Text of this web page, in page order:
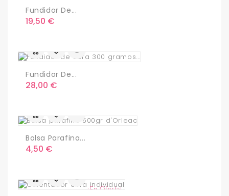
Fundidor De...
Precio
19,50 €
Fundidor De...
Precio
28,00 €
Bolsa Parafina...
Precio
4,50 €
¡En Oferta!